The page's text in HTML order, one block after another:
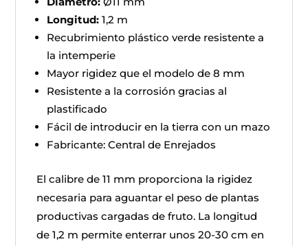
Longitud: 1,2 m
Recubrimiento plástico verde resistente a
la intemperie
Mayor rigidez que el modelo de 8 mm
Resistente a la corrosión gracias al
plastificado
Fácil de introducir en la tierra con un mazo
Fabricante: Central de Enrejados
El calibre de 11 mm proporciona la rigidez
necesaria para aguantar el peso de plantas
productivas cargadas de fruto. La longitud
de 1,2 m permite enterrar unos 20-30 cm en